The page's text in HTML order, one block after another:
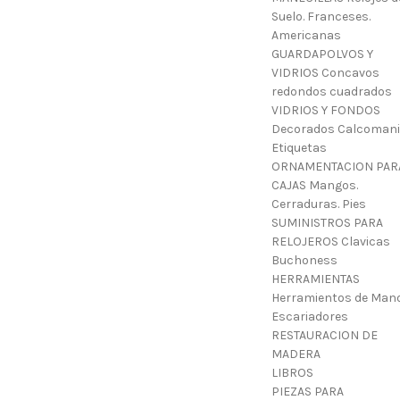
Suelo. Franceses.
Americanas
GUARDAPOLVOS Y
VIDRIOS Concavos
redondos cuadrados
VIDRIOS Y FONDOS
Decorados
Etiquetas
ORNAMENTACION
CAJAS Mangos.
Cerraduras. Pies
SUMINISTROS PARA
RELOJEROS Clavicas
Buchoness
HERRAMIENTAS
Herramientos de
Escariadores
RESTAURACION DE
MADERA
LIBROS
PIEZAS PARA